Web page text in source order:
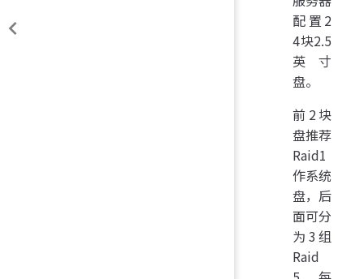
配置2
4块2.5
英寸
盘。
前2块
盘推荐
Raid1
作系统
盘，后
面可分
为3组
Raid